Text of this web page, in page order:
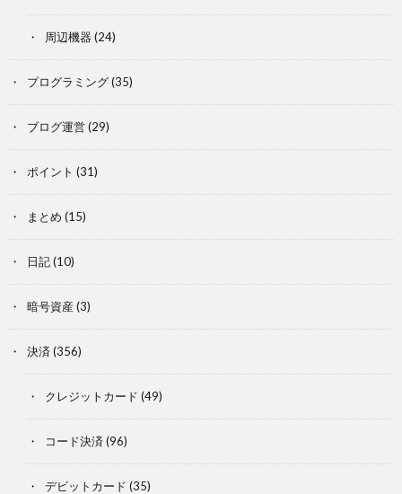
周辺機器 (24)
プログラミング(35)
ブログ運営(29)
ポイント (31)
まとめ (15)
日記(10)
暗号資産 (3)
決済 (356)
クレジットカード (49)
コード決済 (96)
デビットカード (35)